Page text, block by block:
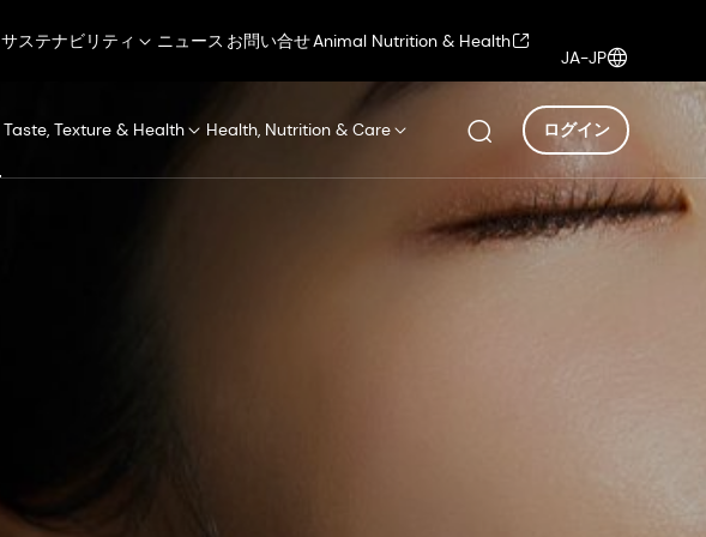
サステナビリティ ニュース お問い合せAnimal Nutrition & Health
JA-JP
Taste, Texture & Health Health, Nutrition & Care ログイン